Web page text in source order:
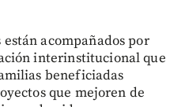
acompañados por
interinstitucional que
beneficiadas
que mejoren de